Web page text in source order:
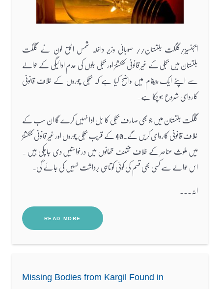
ایجنسیز/گلگت بلتستان// صوبائی وزیر داخلہ شمس الحق لون نے گلگت
بلتستان میں بجلی کے غیر قانونی کنکشنز اور بجلی بلوں کی عدم ادائیگی کے حوالے
سے اپنے ایک پیغام میں واضح کیا ہے کہ بجلی چوروں کے خلاف قانونی
کاروای شروع ہوچکا ہے۔
گلگت بلتستان میں جو بھی صارف بجلی کا بل ادا نہیں کرے گا ان سب کے
خلاف قانونی کاروای کریں گے۔40 کے قریب بجلی چوروں اور غیر قانونی کنکشنز
میں ملوث عناصر کے خلاف مختلف تھانوں میں درخواستیں دی جاچکی ہیں ۔
اس حوالے سے کسی بھی قسم کی کوئی کوتاہی برداشت نہیں کی جائے گی۔
انہ...
READ MORE
Missing Bodies from Kargil Found in